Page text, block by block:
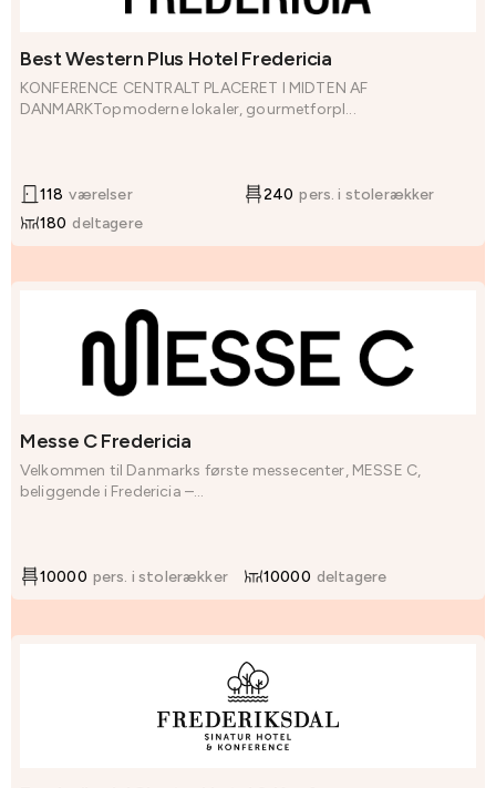
Best Western Plus Hotel Fredericia
KONFERENCE CENTRALT PLACERET I MIDTEN AF
DANMARKTopmoderne lokaler, gourmetforpl...
118 værelser 240 pers. i stolerækker
180 deltagere
Messe C Fredericia
Velkommen til Danmarks første messecenter, MESSE C,
beliggende i Fredericia –...
10000 pers. i stolerækker 10000 deltagere